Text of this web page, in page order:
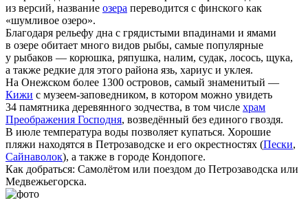
из версий, название озера переводится с финского как
«шумливое озеро».
Благодаря рельефу дна с грядистыми впадинами и ямами
в озере обитает много видов рыбы, самые популярные
у рыбаков — корюшка, ряпушка, налим, судак, лосось, щука,
а также редкие для этого района язь, хариус и уклея.
На Онежском более 1300 островов, самый знаменитый —
Кижи с музеем-заповедником, в котором можно увидеть
34 памятника деревянного зодчества, в том числе храм
Преображения Господня, возведённый без единого гвоздя.
В июле температура воды позволяет купаться. Хорошие
пляжи находятся в Петрозаводске и его окрестностях (Пески,
Сайнаволок), а также в городе Кондопоге.
Как добраться: Самолётом или поездом до Петрозаводска или
Медвежьегорска.